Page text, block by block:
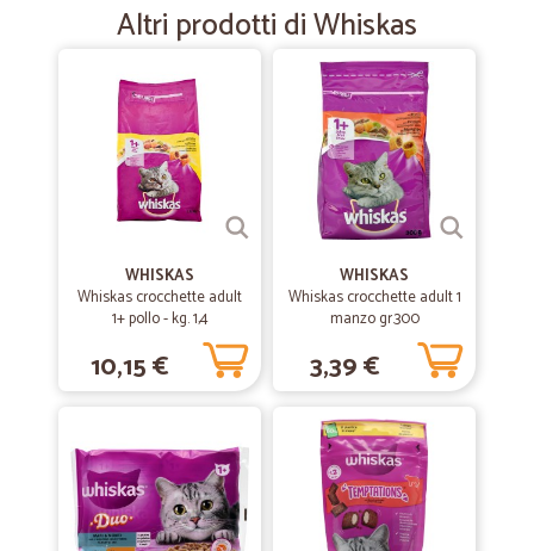
Servizio eccellente
Servizio eccellente, puntualità e consegna merce integra e
impeccabile,lo consiglio come servizio
06/10/2021
Cristina V.
Servizio ottimo
Servizio ottimo, prodotti di qualità e spedizione veloce. Consiglio
assolutamente
Tutto bene. Spedizione rapida
Altri prodotti di Whiskas
WHISKAS
Whiskas crocchette adult
1+ pollo - kg. 1,4
10,15 €
WHISKAS
Whiskas crocchette adult 1
manzo gr.300
3,39 €